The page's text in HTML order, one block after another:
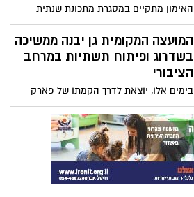
האימון מתקיים במסגרת מתכונת שנתית
ובמהלכו יושמעו אזעקות תקינות. היום,
24/11/2021 מתקיים באשדוד תרגיל מתכונת
חירום ובשעות הערב יושמעו אזעקות עולות
ויורדות (אזעקות תקינות ).
המועצה המקומית גן יבנה ממשיכה
בשדרוג ופיתוח תשתיות במרחב
הציבורי
בימים אלו, יוצאת לדרך הקמתו של פארק
נינג'ה חדש הכולל מתקני כושר ייחודיים
בהשראת תחרות נינג'ה ישראל. הפארק ,
המוקם ברחוב האצ"ל, יכלול בין היתר מתקני
טיפוס, מתח ועוד.